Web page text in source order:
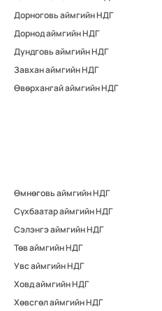
Дорноговь аймгийн НДГ
Дорнод аймгийн НДГ
Дундговь аймгийн НДГ
Завхан аймгийн НДГ
Өвөрхангай аймгийн НДГ
Өмнөговь аймгийн НДГ
Сүхбаатар аймгийн НДГ
Сэлэнгэ аймгийн НДГ
Төв аймгийн НДГ
Увс аймгийн НДГ
Ховд аймгийн НДГ
Хөвсгөл аймгийн НДГ